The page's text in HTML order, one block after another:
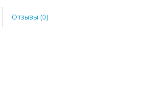
Отзывы (0)